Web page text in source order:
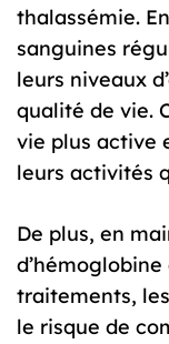
thalassémie.
sanguines
leurs niveaux
qualité de vie.
vie plus active
leurs activités
De plus, en
traitements,
le risque de